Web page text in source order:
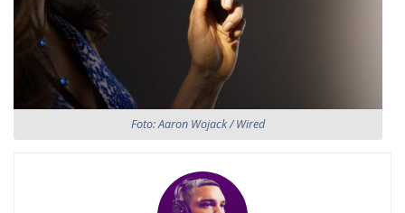
Foto: Aaron Wojack / Wired